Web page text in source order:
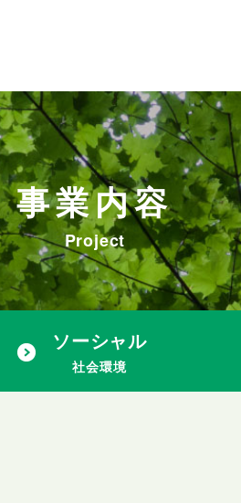
事業内容
Project
ソーシャル
社会環境